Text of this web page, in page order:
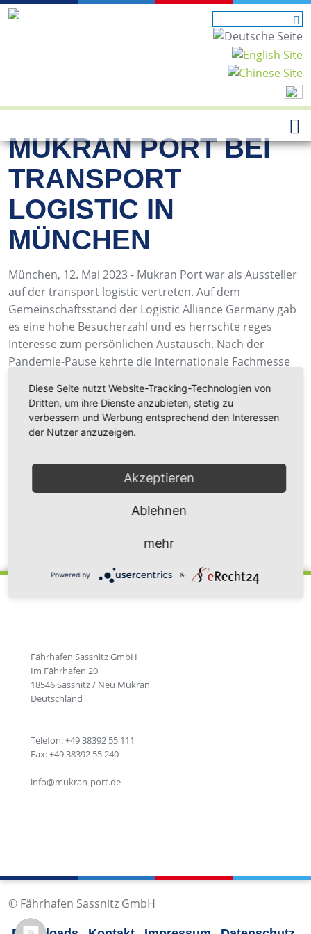
MUKRAN PORT BEI
TRANSPORT
LOGISTIC IN
MÜNCHEN
München, 12. Mai 2023 - Mukran Port war als Aussteller
auf der transport logistic vertreten. Auf dem
Gemeinschaftsstand der Logistic Alliance Germany gab
es eine hohe Besucherzahl und es herrschte reges
Interesse zum persönlichen Austausch. Nach der
Pandemie-Pause kehrte die internationale Fachmesse
stark zurück und ermöglichte vom 9. bis 12. Mai zum
Besuch zum Fachaustausch.
Zurück zur Newsübersicht
Fährhafen Sassnitz GmbH
Im Fährhafen 20
18546 Sassnitz / Neu Mukran
Deutschland
Telefon: +49 38392 55 111
Fax: +49 38392 55 240
info@mukran-port.de
© Fährhafen Sassnitz GmbH
Diese Seite nutzt Website-Tracking-Technologien von
Dritten, um ihre Dienste anzubieten, stetig zu
verbessern und Werbung entsprechend den Interessen
der Nutzer anzuzeigen.
Akzeptieren
Ablehnen
mehr
Powered by &